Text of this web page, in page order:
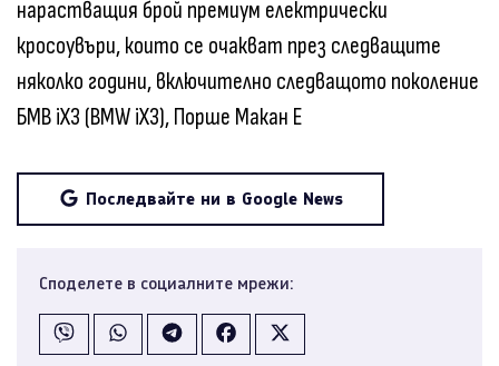
нарастващия брой премиум електрически
кросоувъри, които се очакват през следващите
няколко години, включително следващото поколение
БМВ iX3 (BMW iX3), Порше Макан Е
Последвайте ни в Google News
Споделете в социалните мрежи: